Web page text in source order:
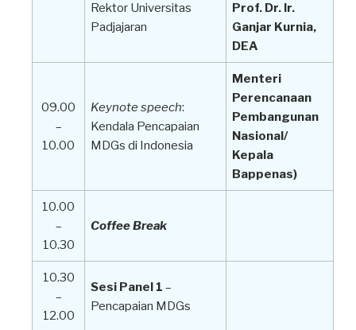
Rektor Universitas
Padjajaran
Prof. Dr. Ir.
Ganjar Kurnia,
DEA
09.00
–
10.00
Keynote speech:
Kendala Pencapaian
MDGs di Indonesia
Menteri
Perencanaan
Pembangunan
Nasional/
Kepala
Bappenas)
10.00
–
10.30
Coffee Break
10.30
–
12.00
Sesi Panel 1 –
Pencapaian MDGs